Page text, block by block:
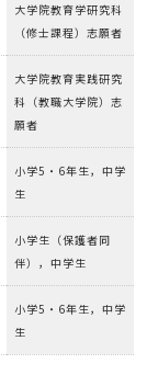
大学院教育学研究科
（修士課程）志願者
大学院教育実践研究
科（教職大学院）志
願者
小学5・6年生，中学
生
小学生（保護者同
伴），中学生
小学5・6年生，中学
生